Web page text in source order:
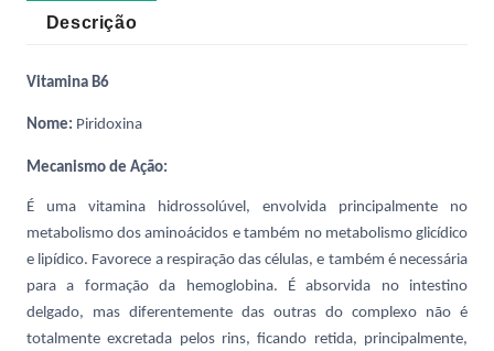
Descrição
Vitamina B6
Nome: Piridoxina
Mecanismo de Ação:
É uma vitamina hidrossolúvel, envolvida principalmente no
metabolismo dos aminoácidos e também no metabolismo glicídico
e lipídico. Favorece a respiração das células, e também é necessária
para a formação da hemoglobina. É absorvida no intestino
delgado, mas diferentemente das outras do complexo não é
totalmente excretada pelos rins, ficando retida, principalmente,